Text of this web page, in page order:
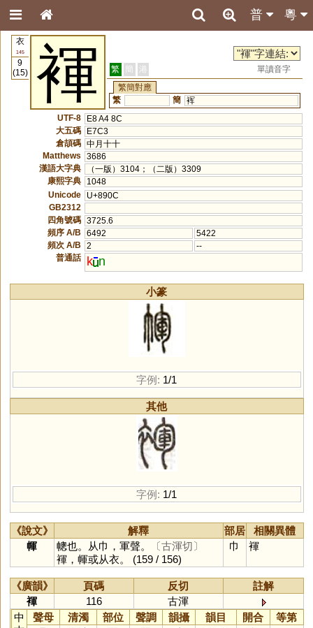
粵
普
衣
145
9
(15)
褌 繁 簡 港
單讀音字
繁簡對應
繁
簡 裈
UTF-8
E8 A4 8C
大五碼
E7C3
倉頡碼 中月十十
Matthews
3686
漢語大字典
（一版）3104；（二版）3309
康熙字典
1048
Unicode
U+890C
GB2312
四角號碼 3725.6
頻序 A/B
6492
5422
頻次 A/B
2
--
普通話
k n
小篆
字例: 1/1
其他
字例: 1/1
《說文》 解釋 部居
相關異體
㡓
幒也。从巾，軍聲。
〔古渾切〕
褌，㡓或从衣。 (159 / 156)
巾 褌
《廣韻》 頁碼 反切
註解
褌
116
古渾
中
聲母 清濁 部位 聲調 韻攝 韻目 開合
等第